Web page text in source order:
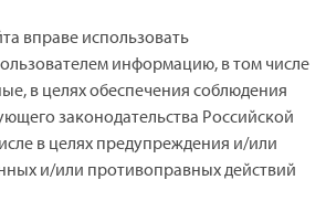
вправе использовать
информацию, в том числе
в целях обеспечения соблюдения
законодательства Российской
в целях предупреждения и/или
и/или противоправных действий